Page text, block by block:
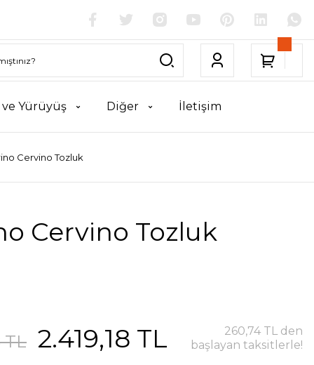
ve Yürüyüş Diğer İletişim
Cervino Tozluk
Cervino Tozluk
TL 2.419,18 TL
260,74 TL den
başlayan taksitlerle!